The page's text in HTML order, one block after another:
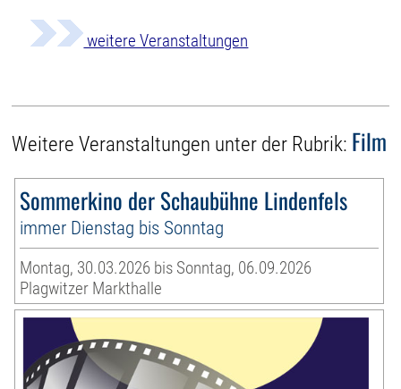
weitere Veranstaltungen
Weitere Veranstaltungen unter der Rubrik: Film
Sommerkino der Schaubühne Lindenfels
immer Dienstag bis Sonntag
Montag, 30.03.2026 bis Sonntag, 06.09.2026
Plagwitzer Markthalle